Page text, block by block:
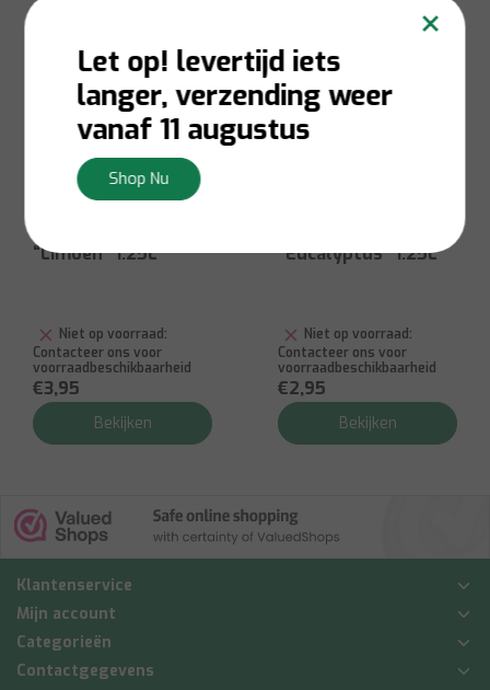
“Limoen” 1.25L
Niet op voorraad:
Contacteer ons voor
voorraadbeschikbaarheid
€3,95
Bekijken
"Eucalyptus" 1.25L
Niet op voorraad:
Contacteer ons voor
voorraadbeschikbaarheid
€2,95
Bekijken
Klantenservice
Mijn account
Categorieën
Contactgegevens
×
Let op! levertijd iets
langer, verzending weer
vanaf 11 augustus
Shop Nu